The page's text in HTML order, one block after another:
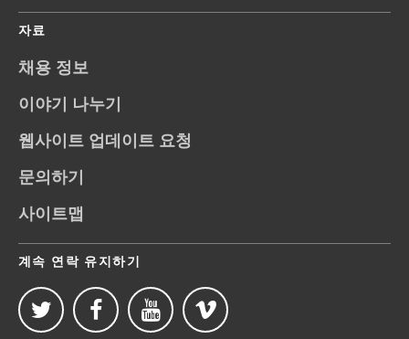
자료
채용 정보
이야기 나누기
웹사이트 업데이트 요청
문의하기
사이트맵
계속 연락 유지하기